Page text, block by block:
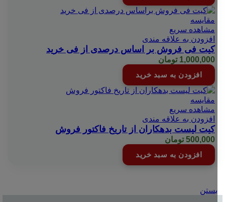
مقایسه
مشاهده سریع
افزودن به علاقه مندی
کیت فی فروش بر اساس درصدی از فی خرید
1,000,000 تومان
افزودن به سبد خرید
مقایسه
مشاهده سریع
افزودن به علاقه مندی
کیت لیست بدهکاران از تاریخ فاکتور فروش
500,000 تومان
افزودن به سبد خرید
بستن